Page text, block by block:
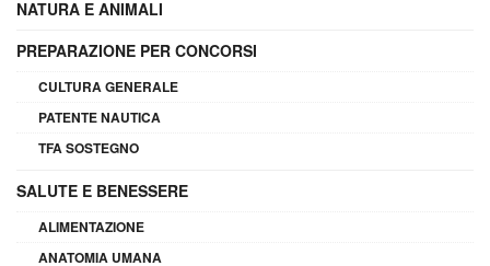
NATURA E ANIMALI
PREPARAZIONE PER CONCORSI
CULTURA GENERALE
PATENTE NAUTICA
TFA SOSTEGNO
SALUTE E BENESSERE
ALIMENTAZIONE
ANATOMIA UMANA